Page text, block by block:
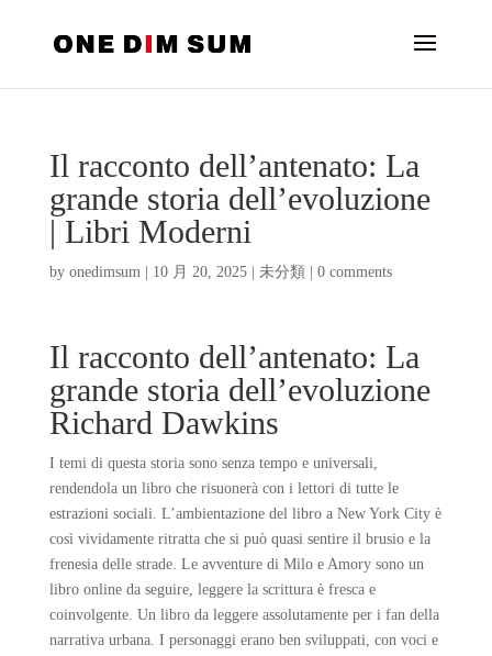
Il racconto dell’antenato: La
grande storia dell’evoluzione
| Libri Moderni
by onedimsum| 10 月 20, 2025| 未分類 0 comments
Il racconto dell’antenato: La
grande storia dell’evoluzione
Richard Dawkins
I temi di questa storia sono senza tempo e universali,
rendendola un libro che risuonerà con i lettori di tutte le
estrazioni sociali. L’ambientazione del libro a New York City è
così vividamente ritratta che si può quasi sentire il brusio e la
frenesia delle strade. Le avventure di Milo e Amory sono un
libro online da seguire, leggere la scrittura è fresca e
coinvolgente. Un libro da leggere assolutamente per i fan della
narrativa urbana. I personaggi erano ben sviluppati, con voci e